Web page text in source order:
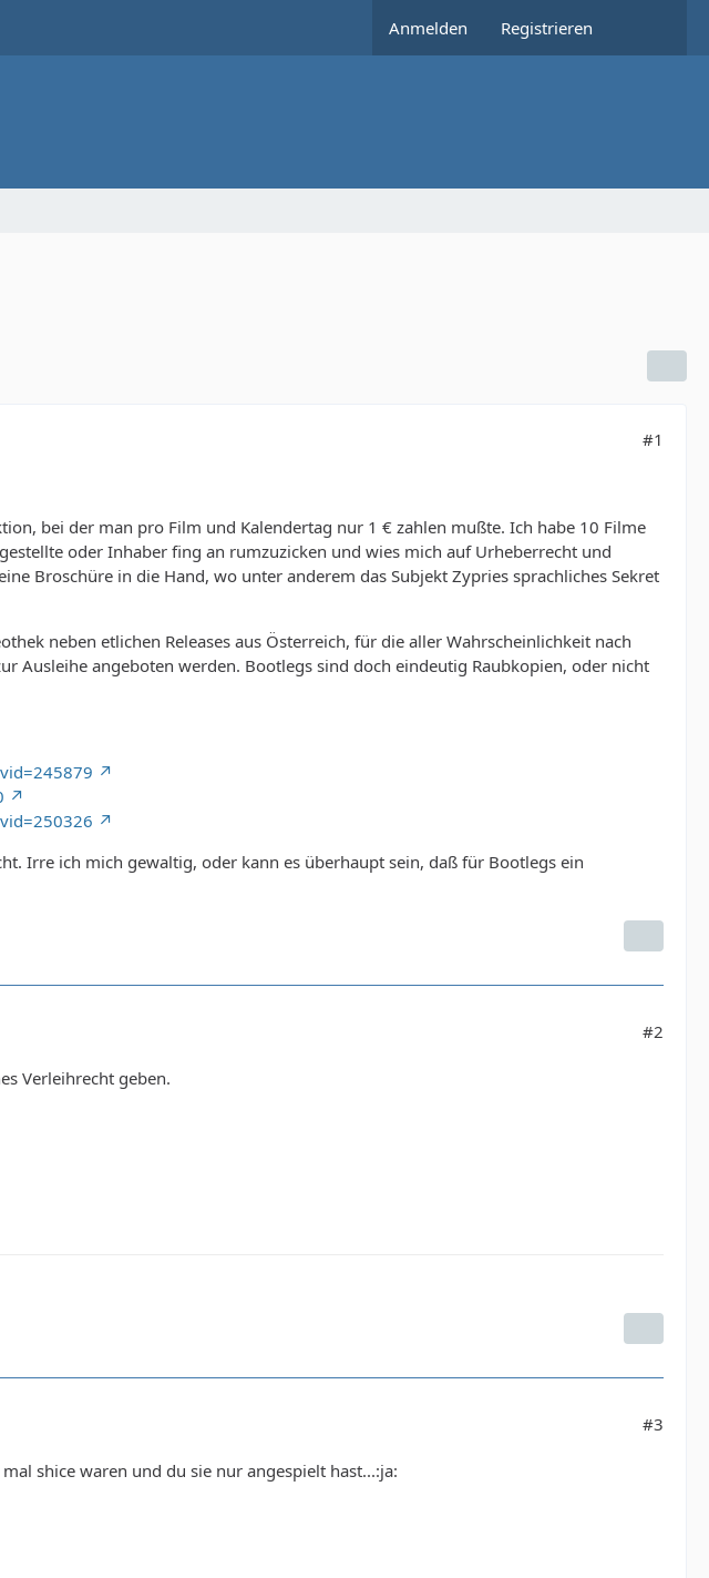
Anmelden Registrieren
#1
bei der man pro Film und Kalendertag nur 1 € zahlen mußte. Ich habe 10 Filme
oder Inhaber fing an rumzuzicken und wies mich auf Urheberrecht und
Broschüre in die Hand, wo unter anderem das Subjekt Zypries sprachliches Sekret
neben etlichen Releases aus Österreich, für die aller Wahrscheinlichkeit nach
Ausleihe angeboten werden. Bootlegs sind doch eindeutig Raubkopien, oder nicht
Irre ich mich gewaltig, oder kann es überhaupt sein, daß für Bootlegs ein
#2
Verleihrecht geben.
#3
shice waren und du sie nur angespielt hast...:ja: